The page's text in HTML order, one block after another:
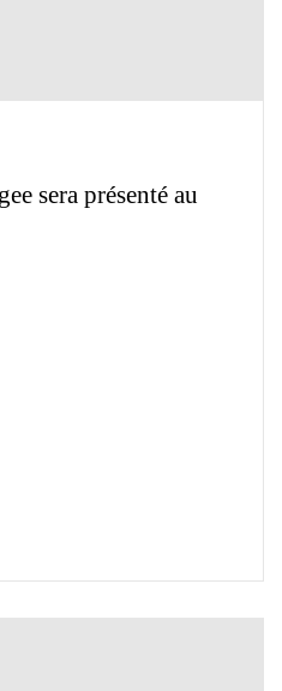
sera présenté au